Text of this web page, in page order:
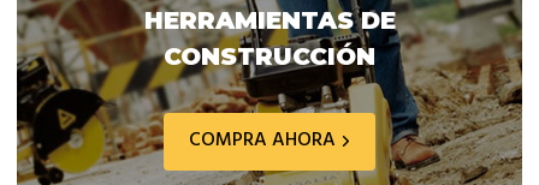
HERRAMIENTAS DE
CONSTRUCCIÓN
COMPRA AHORA